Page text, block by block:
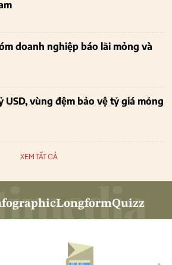
doanh nghiệp báo lãi mỏng và
USD, vùng đệm bảo vệ tỷ giá mỏng
XEM TẤT CẢ
LongformQuizz